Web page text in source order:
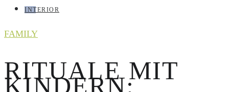
INTERIOR
FAMILY
RITUALE MIT
KINDERN: